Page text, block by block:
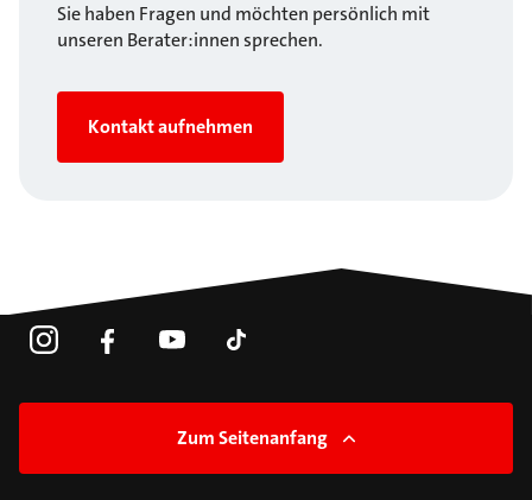
Sie haben Fragen und möchten persönlich mit
unseren Berater:innen sprechen.
Kontakt aufnehmen
Zum Seitenanfang